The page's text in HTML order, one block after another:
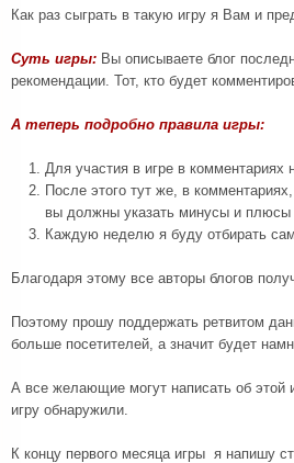
Как раз сыграть в такую игру я Вам и
Суть игры: Вы описываете блог
рекомендации. Тот, кто будет
А теперь подробно правила игры:
Для участия в игре в комментариях
После этого тут же, в
вы должны указать минусы и плюсы
Каждую неделю я буду отбирать
Благодаря этому все авторы блогов
Поэтому прошу поддержать ретвитом
больше посетителей, а значит будет
А все желающие могут написать об этой
игру обнаружили.
К концу первого месяца игры я напишу